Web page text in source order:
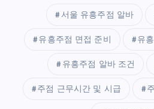
서울 유흥주점 알바
유흥주점 면접 준비 유
유흥주점 알바 조건
주점 근무시간 및 시급